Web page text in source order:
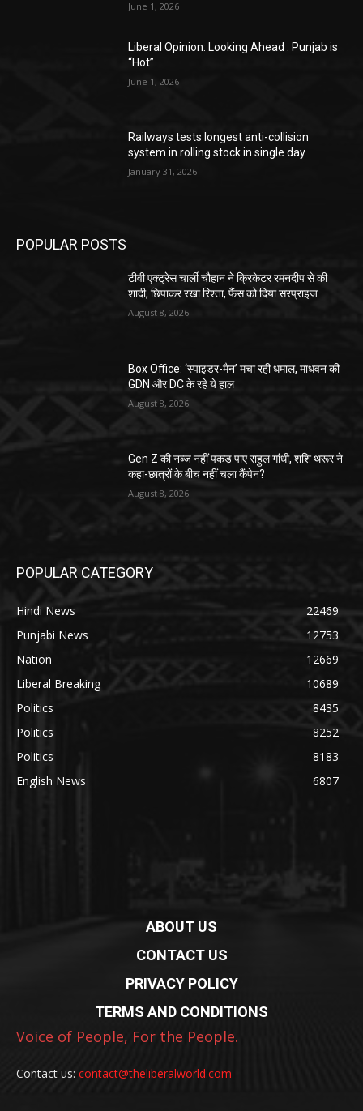
June 1, 2026
Liberal Opinion: Looking Ahead : Punjab is
“Hot”
June 1, 2026
Railways tests longest anti-collision
system in rolling stock in single day
January 31, 2026
POPULAR POSTS
टीवी एक्ट्रेस चार्ली चौहान ने क्रिकेटर रमनदीप से की
शादी, छिपाकर रखा रिश्ता, फैंस को दिया सरप्राइज
August 8, 2026
Box Office: ‘स्पाइडर-मैन’ मचा रही धमाल, माधवन की
GDN और DC के रहे ये हाल
August 8, 2026
Gen Z की नब्ज नहीं पकड़ पाए राहुल गांधी, शशि थरूर ने
कहा-छात्रों के बीच नहीं चला कैंपेन?
August 8, 2026
POPULAR CATEGORY
Hindi News
22469
Punjabi News
12753
Nation
12669
Liberal Breaking
10689
Politics
8435
Politics
8252
Politics
8183
English News
6807
ABOUT US
CONTACT US
PRIVACY POLICY
TERMS AND CONDITIONS
Voice of People, For the People.
Contact us: contact@theliberalworld.com